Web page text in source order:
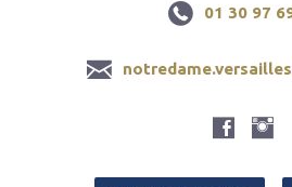
01 30 97